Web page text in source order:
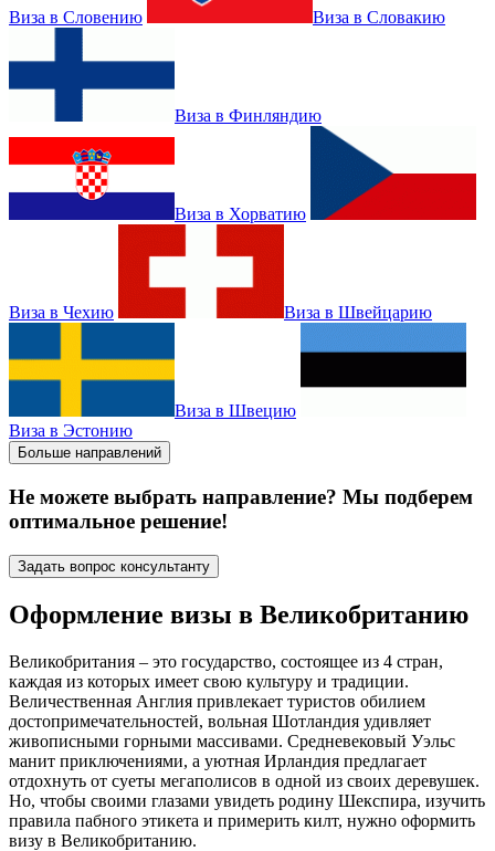
Виза в Словению Виза в Словакию
Виза в Финляндию
Виза в Хорватию
Виза в Чехию Виза в Швейцарию
Виза в Швецию
Виза в Эстонию
Больше направлений
Не можете выбрать направление? Мы подберем
оптимальное решение!
Задать вопрос консультанту
Оформление визы в Великобританию
Великобритания – это государство, состоящее из 4 стран,
каждая из которых имеет свою культуру и традиции.
Величественная Англия привлекает туристов обилием
достопримечательностей, вольная Шотландия удивляет
живописными горными массивами. Средневековый Уэльс
манит приключениями, а уютная Ирландия предлагает
отдохнуть от суеты мегаполисов в одной из своих деревушек.
Но, чтобы своими глазами увидеть родину Шекспира, изучить
правила пабного этикета и примерить килт, нужно оформить
визу в Великобританию.